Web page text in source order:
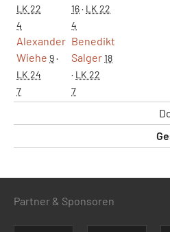
LK 22
4
Alexander
Wiehe 9·
LK 24
7
16· LK 22
4
Benedikt
Salger18
· LK 22
7
Partner & Sponsoren